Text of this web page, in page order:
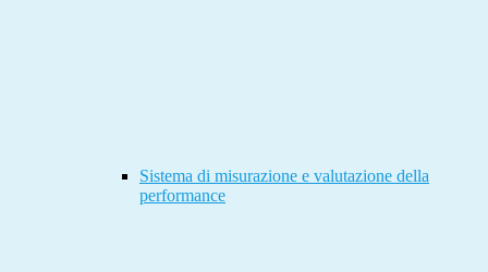
Sistema di misurazione e valutazione della
performance